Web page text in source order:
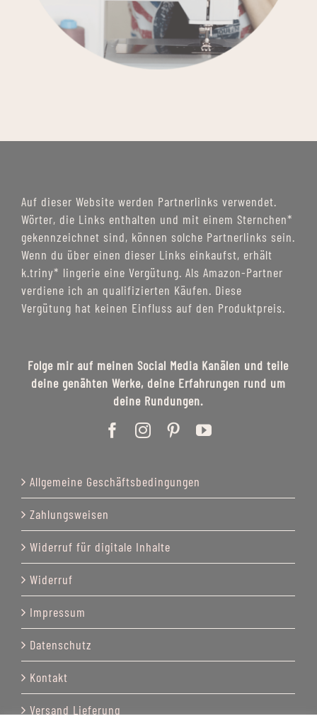
Auf dieser Website werden Partnerlinks verwendet.
Wörter, die Links enthalten und mit einem Sternchen*
gekennzeichnet sind, können solche Partnerlinks sein.
Wenn du über einen dieser Links einkaufst, erhält
k.triny* lingerie eine Vergütung. Als Amazon-Partner
verdiene ich an qualifizierten Käufen. Diese
Vergütung hat keinen Einfluss auf den Produktpreis.
Folge mir auf meinen Social Media Kanälen und teile
deine genähten Werke, deine Erfahrungen rund um
deine Rundungen.
Allgemeine Geschäftsbedingungen
Zahlungsweisen
Widerruf für digitale Inhalte
Widerruf
Impressum
Datenschutz
Kontakt
Versand Lieferung